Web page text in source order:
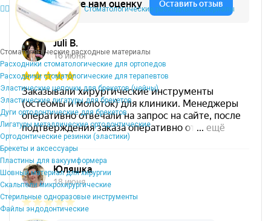
Стоматологические расходные материалы
Стоматологические расходные материалы
Расходники стоматологические для ортопедов
Расходники стоматологические для терапевтов
Эластические цепочки для брекетов (чейны)
Эластические лигатуры для брекетов
Дуги ортодонтические для брекетов
Лигатуры металлические ортодонтические
Ортодонтические резинки (эластики)
Брекеты и аксессуары
Пластины для вакуумформера
Шовный материал для хирургии
Скальпели микрохирургические
Стерильные одноразовые инструменты
Файлы эндодонтические